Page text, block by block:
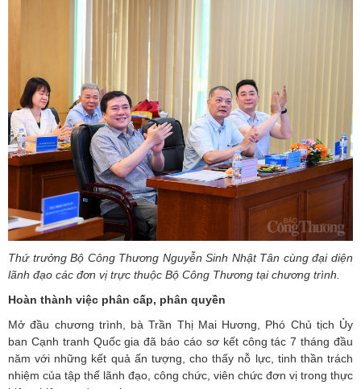
Thứ trưởng Bộ Công Thương Nguyễn Sinh Nhật Tân cùng đại diện
lãnh đạo các đơn vị trực thuộc Bộ Công Thương tại chương trình.
Hoàn thành việc phân cấp, phân quyền
Mở đầu chương trình, bà Trần Thị Mai Hương, Phó Chủ tịch Ủy
ban Cạnh tranh Quốc gia đã báo cáo sơ kết công tác 7 tháng đầu
năm với những kết quả ấn tượng, cho thấy nỗ lực, tinh thần trách
nhiệm của tập thể lãnh đạo, công chức, viên chức đơn vị trong thực